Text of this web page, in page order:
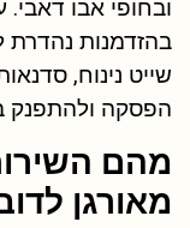
ובחופי אבו דאבי.
בהזדמנות נהדרת
שייט נינוח,
הפסקה ולהתפנק
מהם
מאורגן